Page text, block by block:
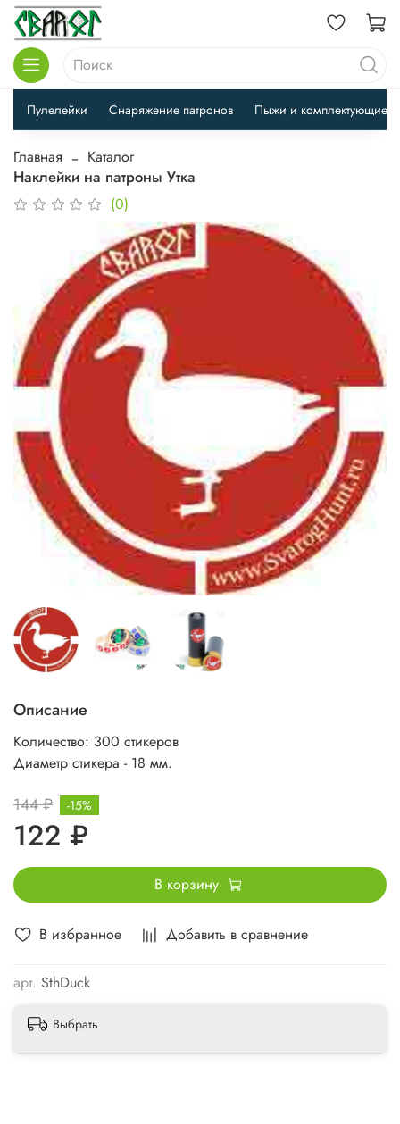
Пулелейки Снаряжение патронов Пыжи и комплектующие
Главная Каталог
Наклейки на патроны Утка
(0)
В избранное Добавить в сравнение
арт. SthDuck
Описание
Количество: 300 стикеров
Диаметр стикера - 18 мм.
144 ₽
122 ₽
-15%
В корзину
Выбрать